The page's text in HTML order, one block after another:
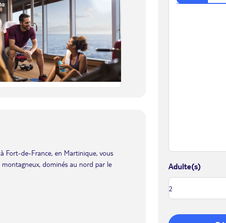
Fort-de-France, en Martinique, vous
montagneux, dominés au nord par le
Adulte(s)